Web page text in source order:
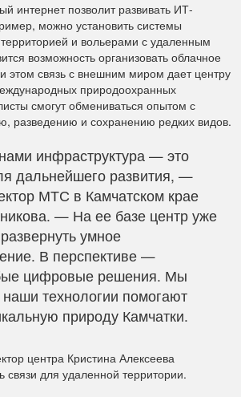
интернет позволит развивать ИТ-
можно установить системы
и вольерами с удаленным
возможность организовать облачное
этом связь с внешним миром дает центру
природоохранных
смогут обмениваться опытом с
разведению и сохранению редких видов.
инфраструктура — это
дальнейшего развития, —
МТС в Камчатском крае
— На ее базе центр уже
умное
В перспективе —
цифровые решения. Мы
наши технологии помогают
природу Камчатки.
центра Кристина Алексеева
связи для удаленной территории.